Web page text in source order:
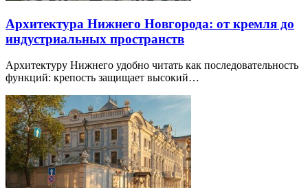
Архитектура Нижнего Новгорода: от кремля до
индустриальных пространств
Архитектуру Нижнего удобно читать как последовательность
функций: крепость защищает высокий…